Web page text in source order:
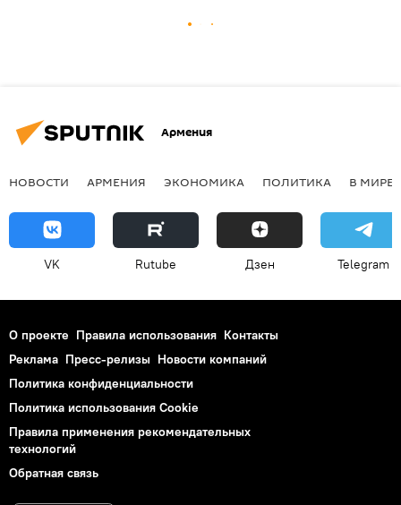
Армения
НОВОСТИ АРМЕНИЯ ЭКОНОМИКА ПОЛИТИКА В МИРЕ
VK Rutube Дзен Telegram
О проекте Правила использования Контакты
Реклама Пресс-релизы Новости компаний
Политика конфиденциальности
Политика использования Cookie
Правила применения рекомендательных
технологий
Обратная связь